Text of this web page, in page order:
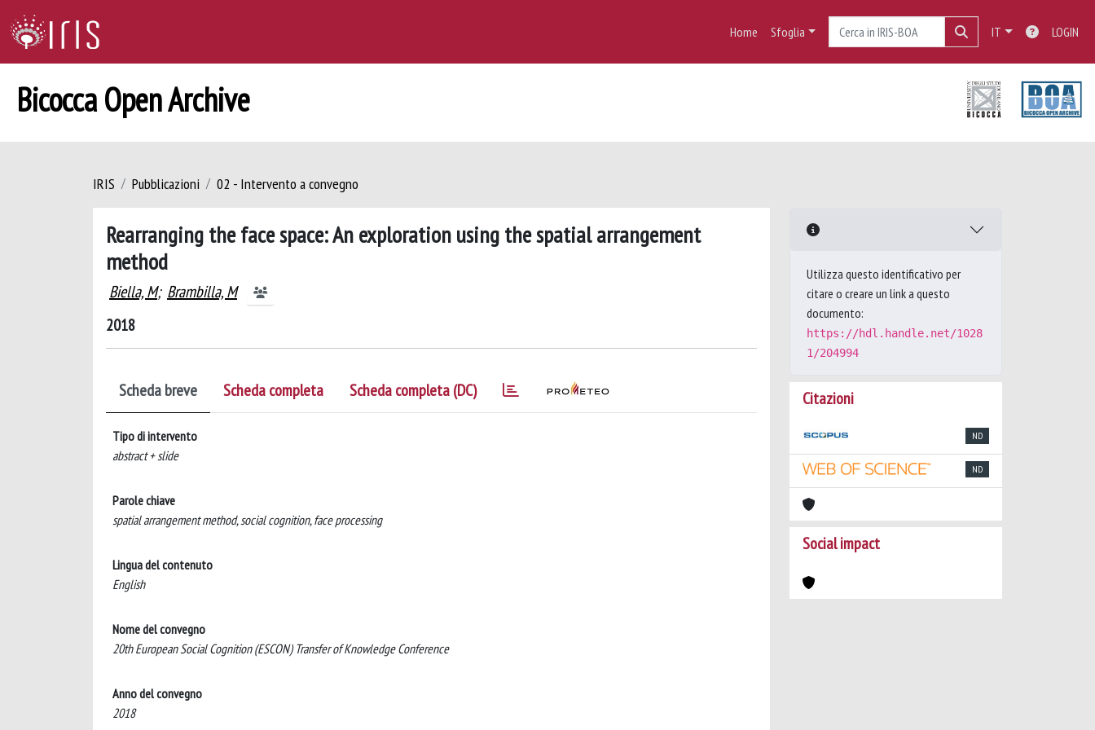
Home Sfoglia IT LOGIN
Bicocca Open Archive
IRIS Pubblicazioni 02 - Intervento a convegno
Rearranging the face space: An exploration using the spatial arrangement
method
Biella, M; Brambilla, M
2018
Scheda breve Scheda completa Scheda completa (DC)
Tipo di intervento
abstract + slide
Parole chiave
spatial arrangement method, social cognition, face processing
Lingua del contenuto
English
Nome del convegno
20th European Social Cognition (ESCON) Transfer of Knowledge Conference
Anno del convegno
2018
Utilizza questo identificativo per
citare o creare un link a questo
documento:
https://hdl.handle.net/1028
1/204994
Citazioni
ND
ND
Social impact